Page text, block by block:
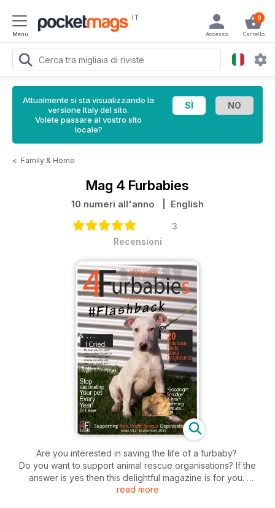
Menu
IT 0
Carrello
Accesso
Attualmente si sta visualizzando la
versione Italy del sito.
Volete passare al vostro sito
locale?
< Family & Home
Mag 4 Furbabies
10 numeri all'anno | English
3
Recensioni
Are you interested in saving the life of a furbaby?
Do you want to support animal rescue organisations? If the
answer is yes then this delightful magazine is for you.
read more